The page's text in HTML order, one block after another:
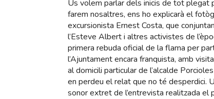
Us volem parlar dels inicis de tot plegat
farem nosaltres, ens ho explicarà el
excursionista Ernest Costa, que
l’Esteve Albert i altres activistes de
primera rebuda oficial de la flama per
l’Ajuntament encara franquista, amb
al domicili particular de l’alcalde
en perdeu el relat que no té desperdici.
sonor extret de l’entrevista realitzada el